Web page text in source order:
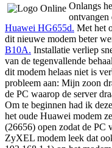
Onlangs
ontvangen
Huawei HG655d. Met het
dit nieuwe modem beter
B10A. Installatie verliep
van de tegenvallende
dit modem helaas niet is
probleem aan: Mijn zoon
de PC waarop de server
Om te beginnen had ik
het oude Huawei modem
(26656) open zodat de PC
ZyXEL modem leek dat